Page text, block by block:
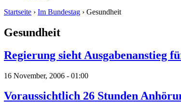
Startseite › Im Bundestag › Gesundheit
Gesundheit
Regierung sieht Ausgabenanstieg
16 November, 2006 - 01:00
Voraussichtlich 26 Stunden